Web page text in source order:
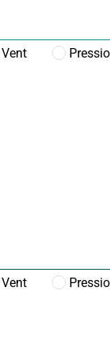
Vent
Vent